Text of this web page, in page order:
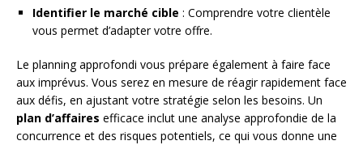
Identifier le marché cible : Comprendre votre clientèle
vous permet d’adapter votre offre.
Le planning approfondi vous prépare également à faire face
aux imprévus. Vous serez en mesure de réagir rapidement face
aux défis, en ajustant votre stratégie selon les besoins. Un
plan d’affaires efficace inclut une analyse approfondie de la
concurrence et des risques potentiels, ce qui vous donne une